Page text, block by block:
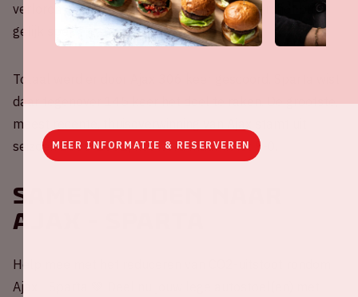
verloren en uit 26 duels kwam geen winnaar: het bleef
gelijk spel.
Totaal werd er door Ajax 306 keer gescoord. Sparta wist
daar tegenover 145 keer het doel te raken. De grootste,
meest recente, thuisoverwinning van Ajax stamt uit
seizoen 2000-2001, het werd maar liefst 9-0.
Samen rijden naar
Ajax - Sparta
Help mee met het reduceren van CO2-uitstoot rondom
Ajax - Sparta 💚 Deel nu jouw lege autostoel(en) met
MEER INFORMATIE & RESERVEREN